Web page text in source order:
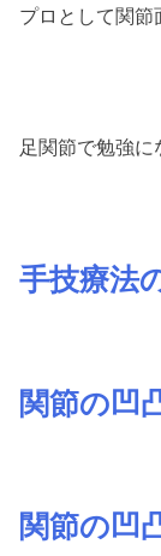
プロとして関節
足関節で勉強に
手技療法
関節の凹
関節の凹